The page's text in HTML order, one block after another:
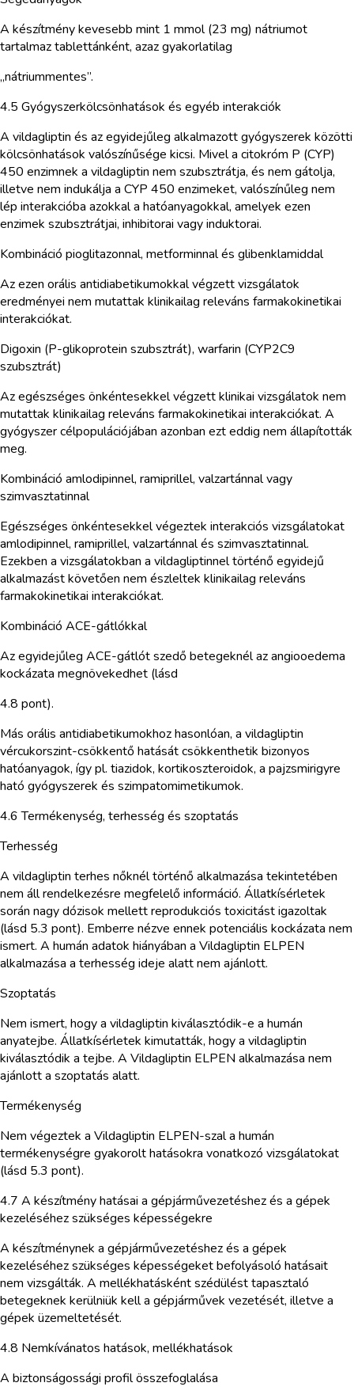
A készítmény kevesebb mint 1 mmol (23 mg) nátriumot
tartalmaz tablettánként, azaz gyakorlatilag
„nátriummentes”.
4.5 Gyógyszerkölcsönhatások és egyéb interakciók
A vildagliptin és az egyidejűleg alkalmazott gyógyszerek közötti
kölcsönhatások valószínűsége kicsi. Mivel a citokróm P (CYP)
450 enzimnek a vildagliptin nem szubsztrátja, és nem gátolja,
illetve nem indukálja a CYP 450 enzimeket, valószínűleg nem
lép interakcióba azokkal a hatóanyagokkal, amelyek ezen
enzimek szubsztrátjai, inhibitorai vagy induktorai.
Kombináció pioglitazonnal, metforminnal és glibenklamiddal
Az ezen orális antidiabetikumokkal végzett vizsgálatok
eredményei nem mutattak klinikailag releváns farmakokinetikai
interakciókat.
Digoxin (P-glikoprotein szubsztrát), warfarin (CYP2C9
szubsztrát)
Az egészséges önkéntesekkel végzett klinikai vizsgálatok nem
mutattak klinikailag releváns farmakokinetikai interakciókat. A
gyógyszer célpopulációjában azonban ezt eddig nem állapították
meg.
Kombináció amlodipinnel, ramiprillel, valzartánnal vagy
szimvasztatinnal
Egészséges önkéntesekkel végeztek interakciós vizsgálatokat
amlodipinnel, ramiprillel, valzartánnal és szimvasztatinnal.
Ezekben a vizsgálatokban a vildagliptinnel történő egyidejű
alkalmazást követően nem észleltek klinikailag releváns
farmakokinetikai interakciókat.
Kombináció ACE-gátlókkal
Az egyidejűleg ACE-gátlót szedő betegeknél az angiooedema
kockázata megnövekedhet (lásd
4.8 pont).
Más orális antidiabetikumokhoz hasonlóan, a vildagliptin
vércukorszint-csökkentő hatását csökkenthetik bizonyos
hatóanyagok, így pl. tiazidok, kortikoszteroidok, a pajzsmirigyre
ható gyógyszerek és szimpatomimetikumok.
4.6 Termékenység, terhesség és szoptatás
Terhesség
A vildagliptin terhes nőknél történő alkalmazása tekintetében
nem áll rendelkezésre megfelelő információ. Állatkísérletek
során nagy dózisok mellett reprodukciós toxicitást igazoltak
(lásd 5.3 pont). Emberre nézve ennek potenciális kockázata nem
ismert. A humán adatok hiányában a Vildagliptin ELPEN
alkalmazása a terhesség ideje alatt nem ajánlott.
Szoptatás
Nem ismert, hogy a vildagliptin kiválasztódik-e a humán
anyatejbe. Állatkísérletek kimutatták, hogy a vildagliptin
kiválasztódik a tejbe. A Vildagliptin ELPEN alkalmazása nem
ajánlott a szoptatás alatt.
Termékenység
Nem végeztek a Vildagliptin ELPEN-szal a humán
termékenységre gyakorolt hatásokra vonatkozó vizsgálatokat
(lásd 5.3 pont).
4.7 A készítmény hatásai a gépjárművezetéshez és a gépek
kezeléséhez szükséges képességekre
A készítménynek a gépjárművezetéshez és a gépek
kezeléséhez szükséges képességeket befolyásoló hatásait
nem vizsgálták. A mellékhatásként szédülést tapasztaló
betegeknek kerülniük kell a gépjárművek vezetését, illetve a
gépek üzemeltetését.
4.8 Nemkívánatos hatások, mellékhatások
A biztonságossági profil összefoglalása